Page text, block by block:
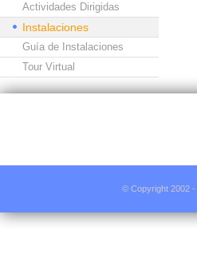
Actividades Dirigidas
Instalaciones
Guía de Instalaciones
Tour Virtual
© Copyright 2002 -